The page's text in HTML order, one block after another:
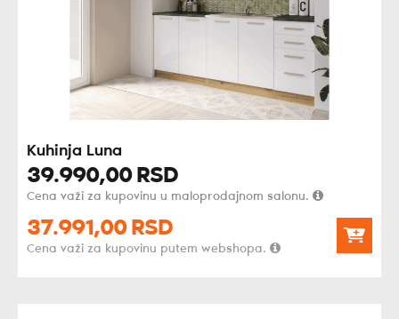
Kuhinja Luna
39.990,00 RSD
Cena važi za kupovinu u maloprodajnom salonu.
37.991,00 RSD
Cena važi za kupovinu putem webshopa.